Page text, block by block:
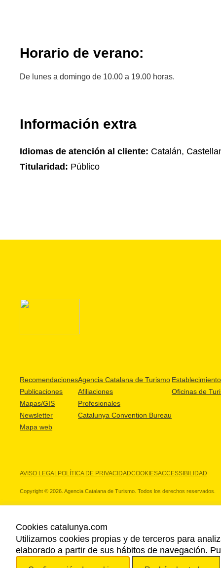
Horario de verano:
De lunes a domingo de 10.00 a 19.00 horas.
Información extra
Idiomas de atención al cliente: Catalán,
Titularidad: Público
Recomendaciones
Publicaciones
Mapas/GIS
Newsletter
Mapa web
Agencia Catalana de Turismo
Afiliaciones
Profesionales
Catalunya Convention Bureau
Oficinas de
AVISO LEGALPOLÍTICA DE PRIVACIDADCOOKIESACCESSIBILIDAD
Copyright © 2026. Agencia Catalana de Turismo. Todos los derechos reservados.
NUESTROS PARTNERS
Cookies catalunya.com
Utilizamos cookies propias y de terceros para
elaborado a partir de sus hábitos de navegación.